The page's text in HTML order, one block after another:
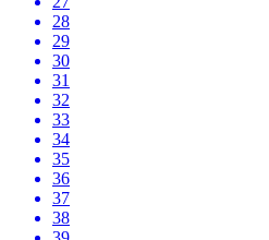
28
29
30
31
32
33
34
35
36
37
38